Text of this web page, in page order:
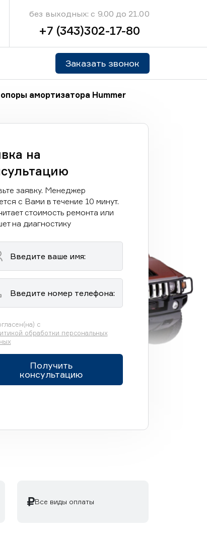
без выходных: с 9.00 до 21.00
+7 (343)302-17-80
Заказать звонок
амортизатора Hummer
на
заявку. Менеджер
с Вами в течение 10 минут.
стоимость ремонта или
на диагностику
с
обработки персональных
Получить
консультацию
Все виды оплаты